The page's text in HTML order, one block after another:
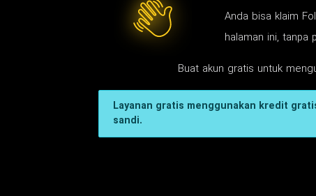
Anda bisa klaim
halaman ini, tanpa
Buat akun gratis untuk
Layanan gratis menggunakan kredit
sandi.